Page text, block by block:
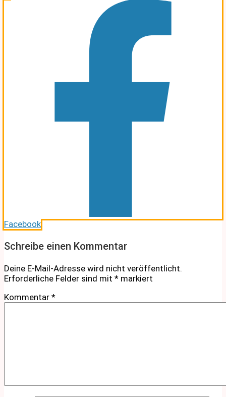
Facebook
Schreibe einen Kommentar
Deine E-Mail-Adresse wird nicht veröffentlicht.
Erforderliche Felder sind mit * markiert
Kommentar *